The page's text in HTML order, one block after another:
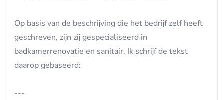
Op basis van de beschrijving die het bedrijf zelf heeft
geschreven, zijn zij gespecialiseerd in
badkamerrenovatie en sanitair. Ik schrijf de tekst
daarop gebaseerd:
---